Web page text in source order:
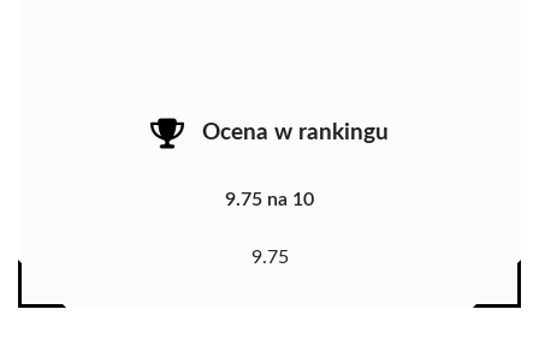
Ocena w rankingu
9.75 na 10
9.75